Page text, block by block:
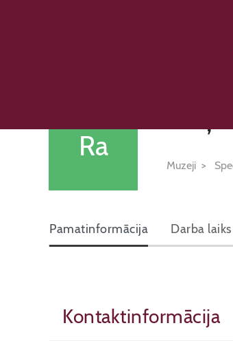
Ra
Muzeji
Pamatinformācija Darba laiks
Kontaktinformācija